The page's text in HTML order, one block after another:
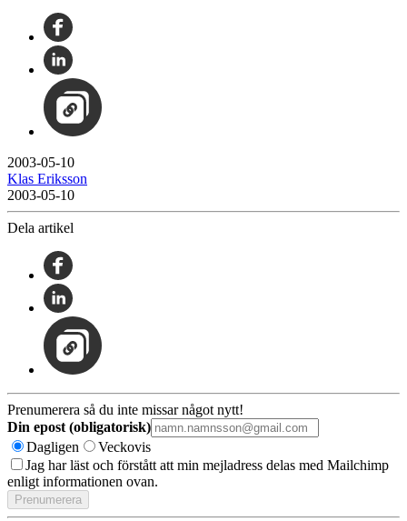
2003-05-10
Klas Eriksson
2003-05-10
Dela artikel
Prenumerera så du inte missar något nytt!
Din epost (obligatorisk)
Dagligen
Veckovis
Jag har läst och förstått att min mejladress delas med Mailchimp
enligt informationen ovan.